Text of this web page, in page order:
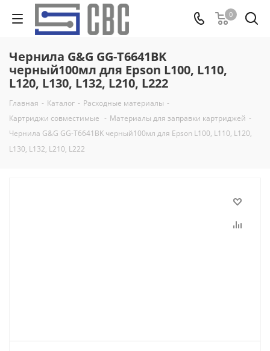
0
Чернила G&G GG-T6641BK
черный100мл для Epson L100, L110,
L120, L130, L132, L210, L222
Главная - Каталог - Расходные материалы -
Картриджи совместимые - Материалы для заправки картриджей -
Чернила G&G GG-T6641BK черный100мл для Epson L100, L110, L120,
L130, L132, L210, L222